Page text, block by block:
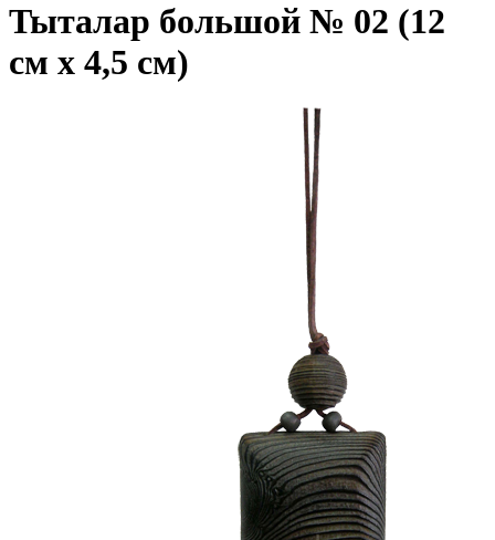
Тыталар большой № 02 (12
см х 4,5 см)